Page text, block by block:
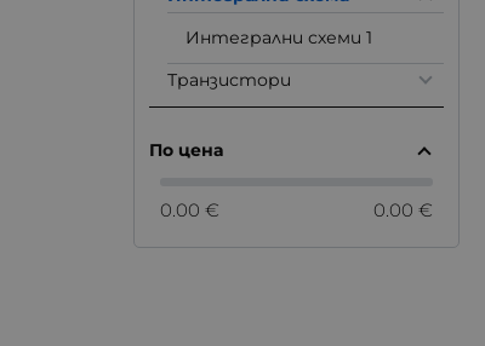
Интегрални схеми 1
Транзистори
По цена
0.00 € 0.00 €